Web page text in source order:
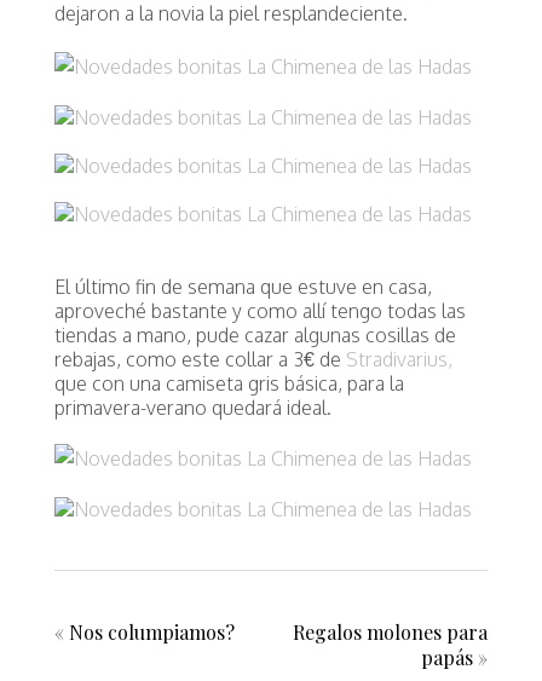
dejaron a la novia la piel resplandeciente.
El último fin de semana que estuve en casa,
aproveché bastante y como allí tengo todas las
tiendas a mano, pude cazar algunas cosillas de
rebajas, como este collar a 3€ de Stradivarius,
que con una camiseta gris básica, para la
primavera-verano quedará ideal.
« Nos columpiamos?
Regalos molones para
papás »